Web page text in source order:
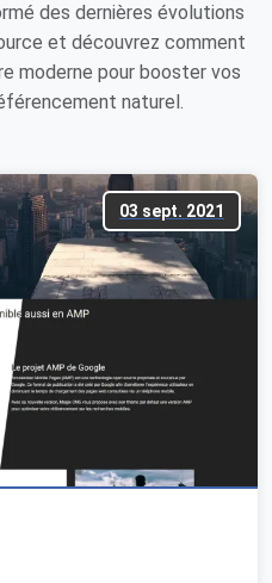
des dernières évolutions
et découvrez comment
moderne pour booster vos
naturel.
03 sept. 2021